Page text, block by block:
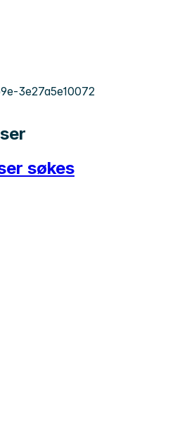
3e27a5e10072
søkes